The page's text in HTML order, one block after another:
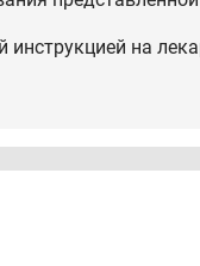
инструкцией на